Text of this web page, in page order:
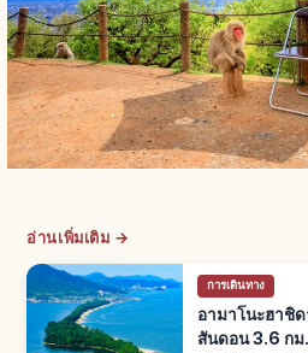
อ่านเพิ่มเติม →
การเดินทาง
อามาโนะฮาชิด
สันดอน 3.6 กม.